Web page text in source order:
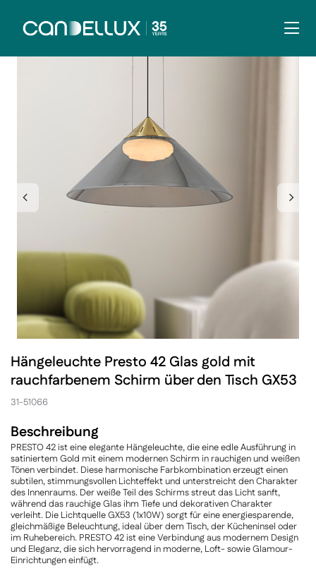
Hängeleuchte Presto 42 Glas gold mit
rauchfarbenem Schirm über den Tisch GX53
31-51066
Beschreibung
PRESTO 42 ist eine elegante Hängeleuchte, die eine edle Ausführung in
satiniertem Gold mit einem modernen Schirm in rauchigen und weißen
Tönen verbindet. Diese harmonische Farbkombination erzeugt einen
subtilen, stimmungsvollen Lichteffekt und unterstreicht den Charakter
des Innenraums. Der weiße Teil des Schirms streut das Licht sanft,
während das rauchige Glas ihm Tiefe und dekorativen Charakter
verleiht. Die Lichtquelle GX53 (1x10W) sorgt für eine energiesparende,
gleichmäßige Beleuchtung, ideal über dem Tisch, der Kücheninsel oder
im Ruhebereich. PRESTO 42 ist eine Verbindung aus modernem Design
und Eleganz, die sich hervorragend in moderne, Loft- sowie Glamour-
Einrichtungen einfügt.